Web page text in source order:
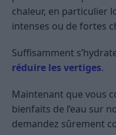
chaleur, en particulier
intenses ou de fortes
Suffisamment
réduire les vertiges.
Maintenant que vous
bienfaits de l’eau sur
demandez sûrement